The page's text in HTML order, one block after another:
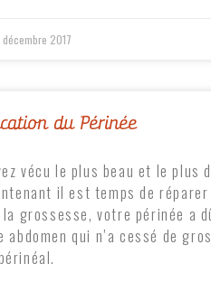
décembre 2017
du Périnée
vécu le plus beau et le plus
il est temps de
grossesse, votre périnée a
abdomen qui n’a cessé de